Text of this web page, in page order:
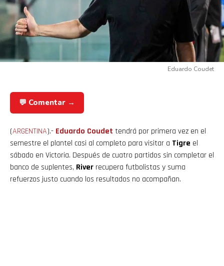
Eduardo Coudet
💬 Comentar →
(ARGENTINA).- Eduardo Coudet tendrá por primera vez en el
semestre el plantel casi al completo para visitar a Tigre el
sábado en Victoria. Después de cuatro partidos sin completar el
banco de suplentes, River recupera futbolistas y suma
refuerzos justo cuando los resultados no acompañan.